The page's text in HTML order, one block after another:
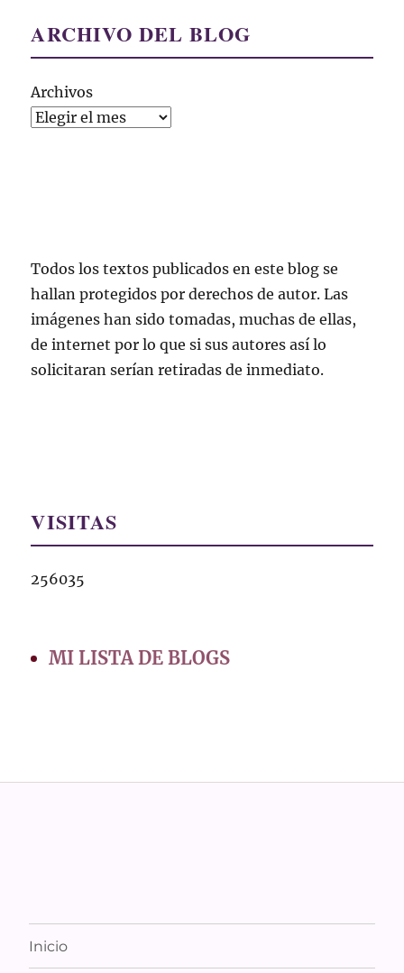
ARCHIVO DEL BLOG
Archivos
Todos los textos publicados en este blog se
hallan protegidos por derechos de autor. Las
imágenes han sido tomadas, muchas de ellas,
de internet por lo que si sus autores así lo
solicitaran serían retiradas de inmediato.
VISITAS
256035
MI LISTA DE BLOGS
Inicio